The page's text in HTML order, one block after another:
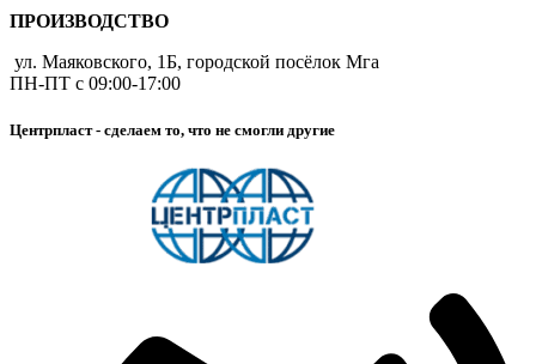
ПРОИЗВОДСТВО
ул. Маяковского, 1Б, городской посёлок Мга
ПН-ПТ с 09:00-17:00
Центрпласт - сделаем то, что не смогли другие